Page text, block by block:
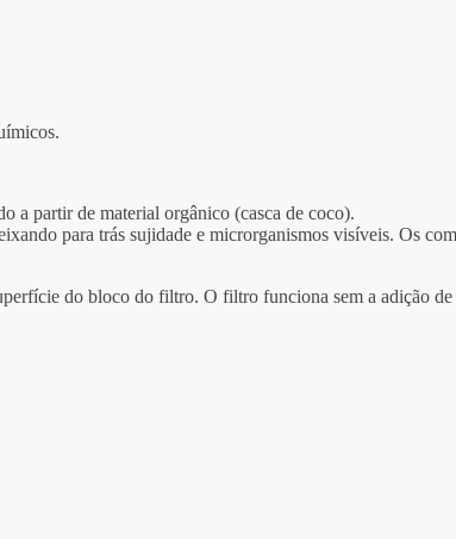
a partir de material orgânico (casca de coco).
para trás sujidade e microrganismos visíveis. Os
do bloco do filtro. O filtro funciona sem a adição